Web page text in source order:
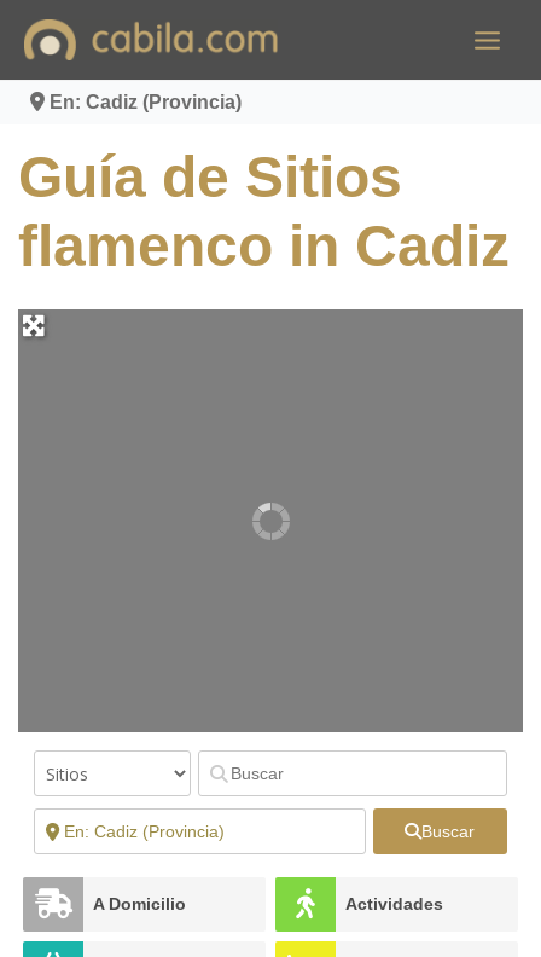
contenido
En: Cadiz (Provincia)
Guía de Sitios
flamenco in Cadiz
Buscar
A Domicilio Actividades